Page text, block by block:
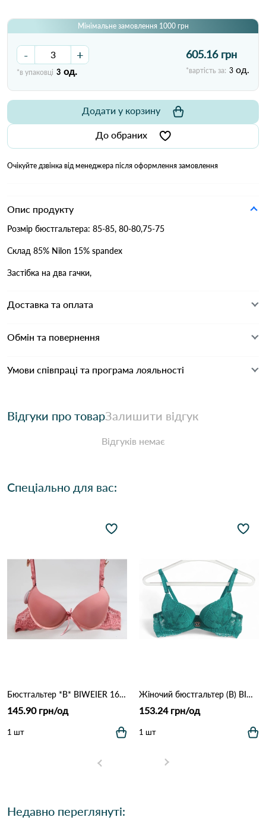
Мінімальне замовлення 1000 грн
- +
*в упаковці 3 од.
605.16 грн
*вартість за: 3 од.
До обраних
Додати у корзину
Очікуйте дзвінка від менеджера після оформлення замовлення
Опис продукту
Розмір бюстгальтера: 85-85, 80-80,75-75
Склад 85% Nilon 15% spandex
Застібка на два гачки,
Доставка та оплата
Обмін та повернення
Умови співпраці та програма лояльності
Відгуки про товарЗалишити відгук
Відгуків немає
Спеціально для вас:
Бюстгальтер *В* BIWEIER 1666 9.2 Оранжевий
145.90 грн/од
1 шт
Жіночий бюстгальтер (B) BIWEIER 87718 7,2 Зелений
153.24 грн/од
1 шт
Недавно переглянуті: